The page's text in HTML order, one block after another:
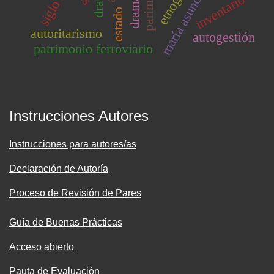
patrimonio ferroviario
inventario
estado
autoritarismo autogestión
Instrucciones Autores
Instrucciones para autores/as
Declaración de Autoría
Proceso de Revisión de Pares
Guía de Buenas Prácticas
Acceso abierto
Pauta de Evaluación